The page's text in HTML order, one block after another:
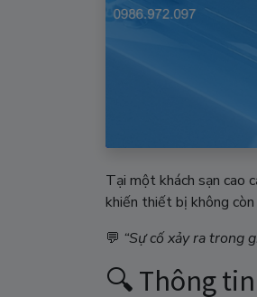
Tại một khách sạn cao
khiến thiết bị không
💬 “Sự cố xảy ra trong
🔍 Thông